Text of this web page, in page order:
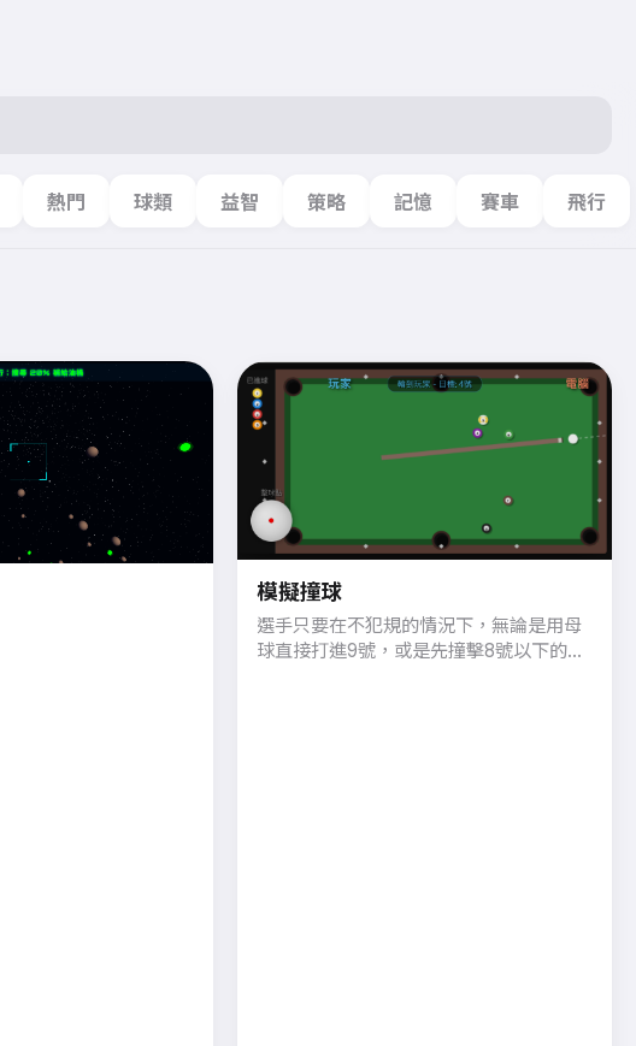
熱門 球類 益智 策略 記憶 賽車 飛行
模擬撞球
選手只要在不犯規的情況下，無論是用母
球直接打進9號，或是先撞擊8號以下的子